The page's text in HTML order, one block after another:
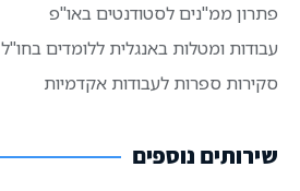
פתרון ממ"נים לסטודנטים באו"פ
עבודות ומטלות באנגלית ללומדים בחו"ל
סקירות ספרות לעבודות אקדמיות
שירותים נוספים